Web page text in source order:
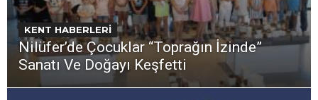
KENT HABERLERİ
Nilüfer’de Çocuklar “Toprağın İzinde”
Sanatı Ve Doğayı Keşfetti